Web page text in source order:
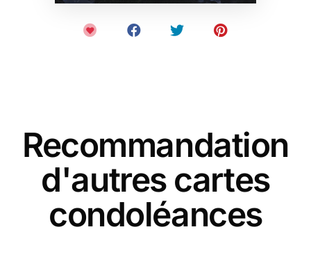
Recommandation
d'autres cartes
condoléances